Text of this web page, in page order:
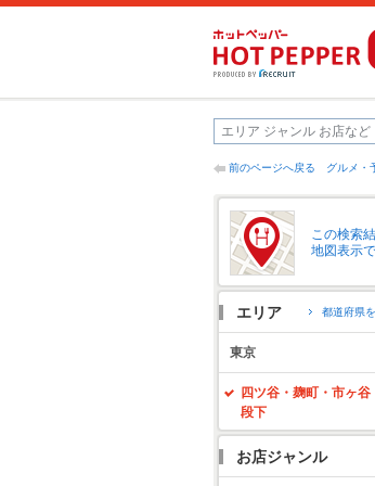
前のページへ戻る グルメ・
この検索
地図表示
エリア 都道府県
東京
四ツ谷・麹町・市ヶ谷
段下
お店ジャンル